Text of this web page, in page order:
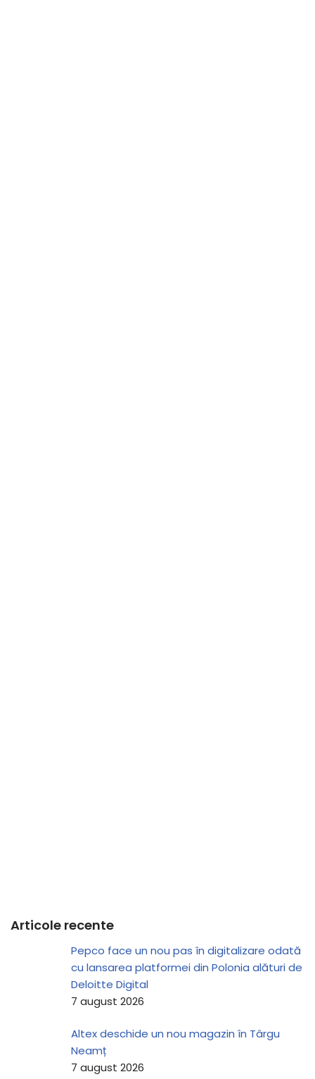
Articole recente
Pepco face un nou pas în digitalizare odată
cu lansarea platformei din Polonia alături de
Deloitte Digital
7 august 2026
Altex deschide un nou magazin în Târgu
Neamț
7 august 2026